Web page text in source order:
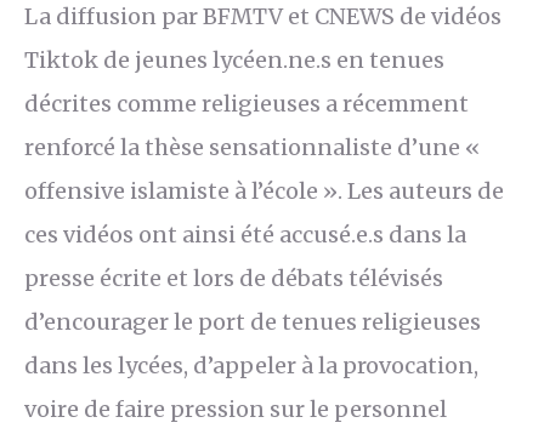
La diffusion par BFMTV et CNEWS de vidéos
Tiktok de jeunes lycéen.ne.s en tenues
décrites comme religieuses a récemment
renforcé la thèse sensationnaliste d’une «
offensive islamiste à l’école ». Les auteurs de
ces vidéos ont ainsi été accusé.e.s dans la
presse écrite et lors de débats télévisés
d’encourager le port de tenues religieuses
dans les lycées, d’appeler à la provocation,
voire de faire pression sur le personnel